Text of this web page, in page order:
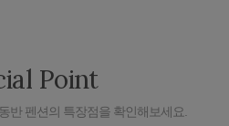
Point
반 펜션의 특장점을 확인해보세요.